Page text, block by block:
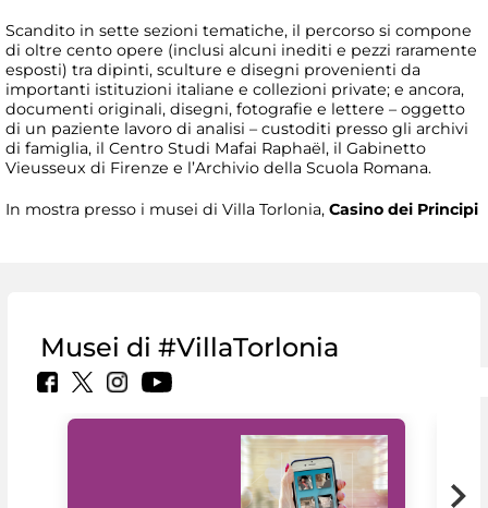
Scandito in sette sezioni tematiche, il percorso si compone
di oltre cento opere (inclusi alcuni inediti e pezzi raramente
esposti) tra dipinti, sculture e disegni provenienti da
importanti istituzioni italiane e collezioni private; e ancora,
documenti originali, disegni, fotografie e lettere – oggetto
di un paziente lavoro di analisi – custoditi presso gli archivi
di famiglia, il Centro Studi Mafai Raphaël, il Gabinetto
Vieusseux di Firenze e l’Archivio della Scuola Romana.
In mostra presso i musei di Villa Torlonia, Casino dei Principi
Musei di #VillaTorlonia